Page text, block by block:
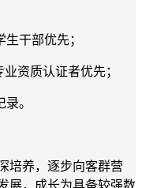
干部优先；
资质认证者优先；
。
培养，逐步向客群营
展，成长为具备较强数